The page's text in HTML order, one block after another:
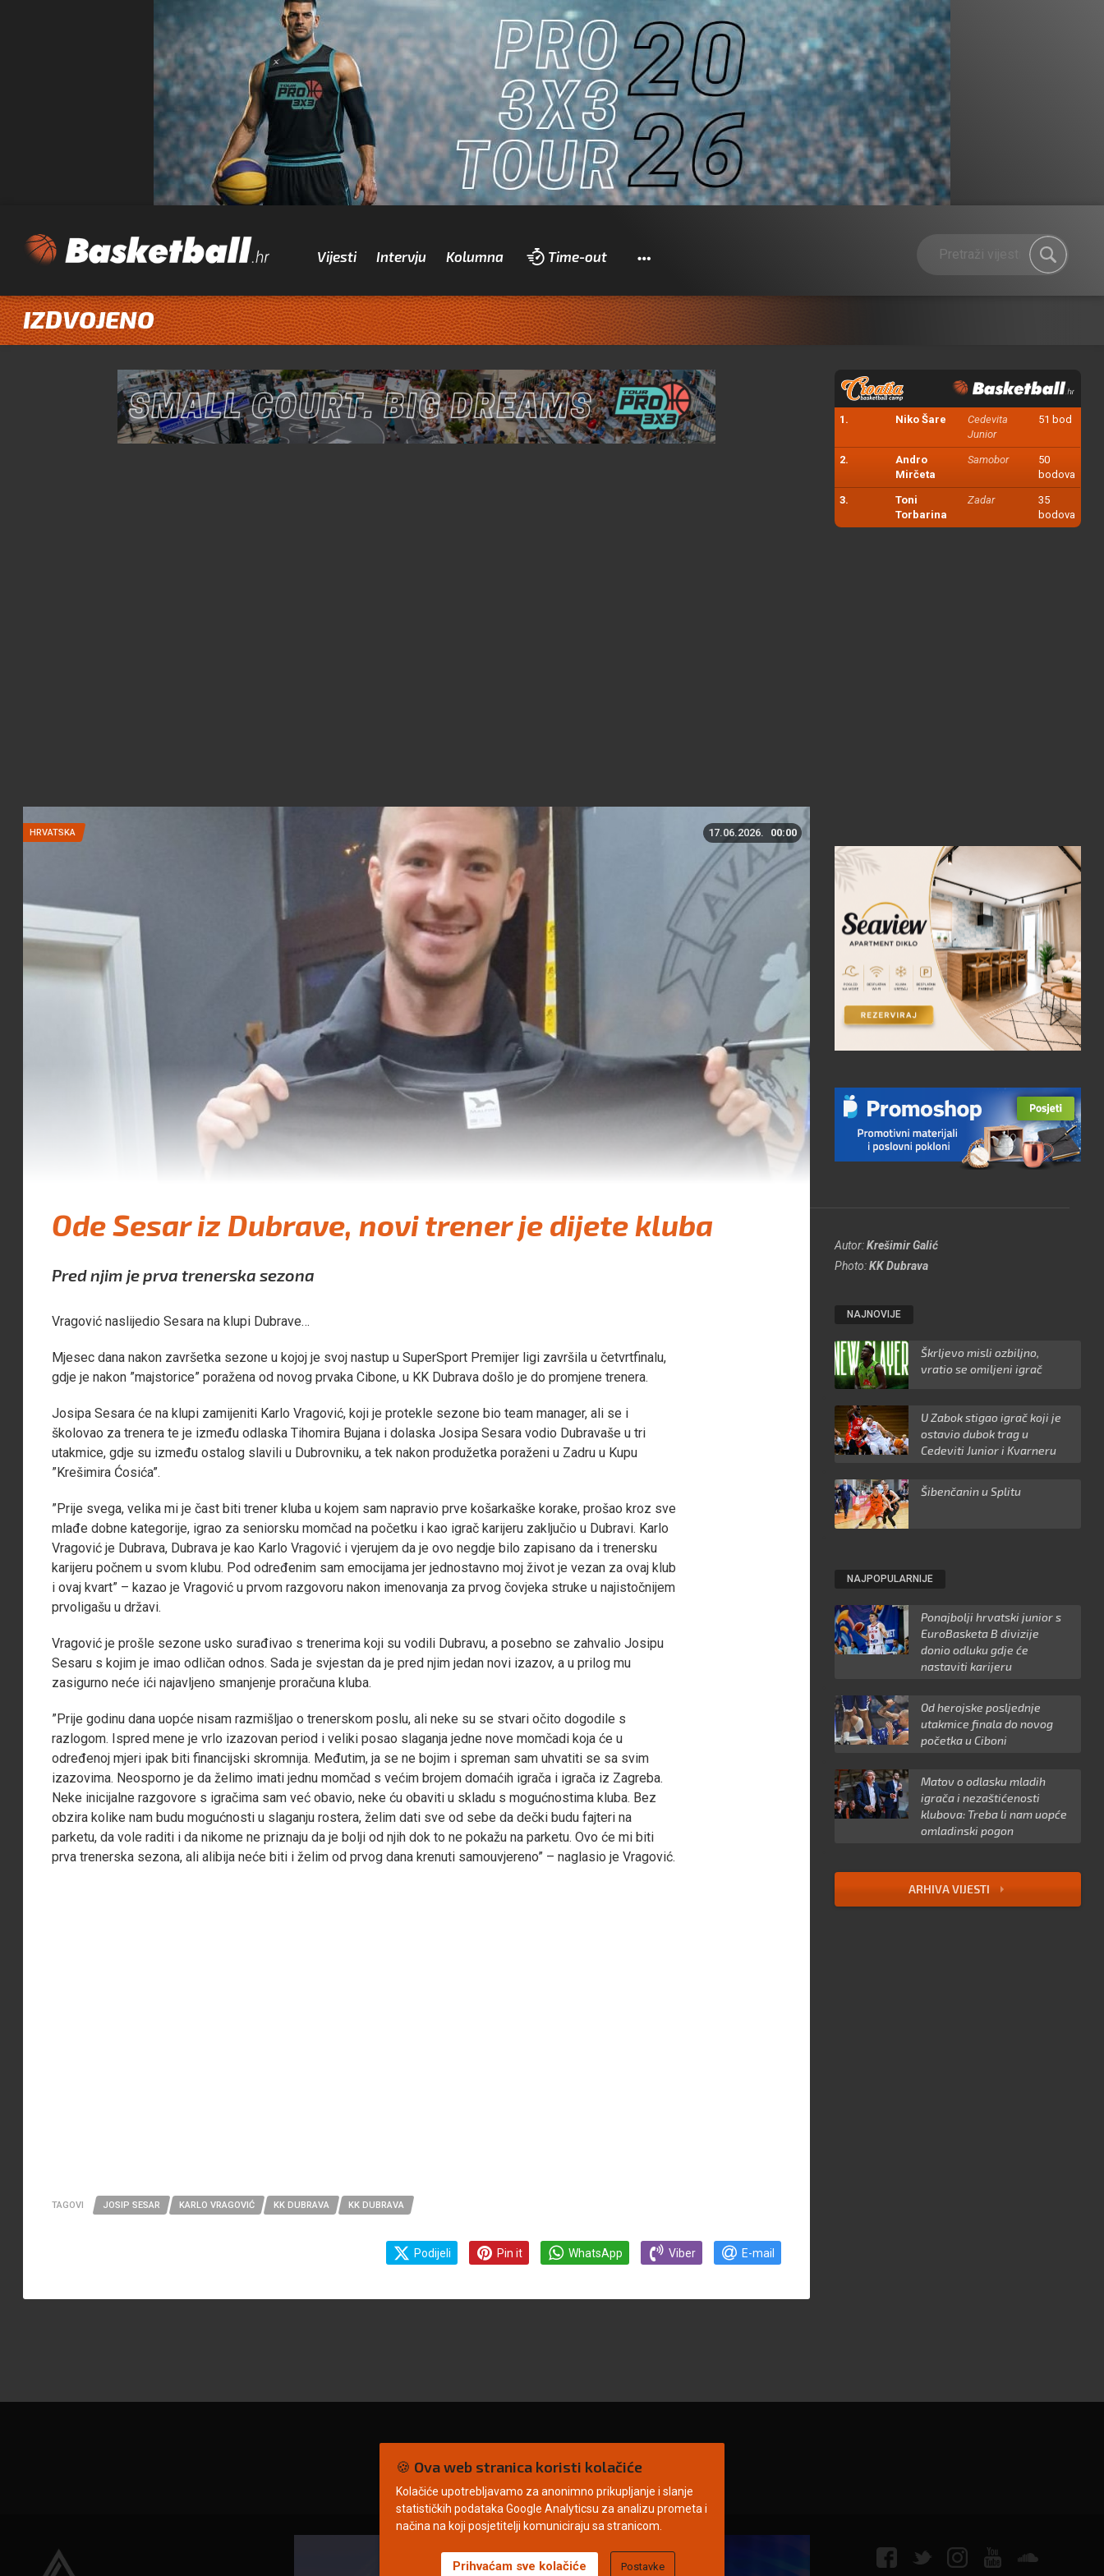
Vijesti Intervju Kolumna Time-out Pretraži
IZDVOJENO
1. Niko Šare
Cedevita
Junior
51 bod
2.
Andro
Mirčeta
Samobor
50
bodova
3.
Toni
Torbarina
Zadar
35
bodova
HRVATSKA 17.06.2026. 00:00
Ode Sesar iz Dubrave, novi trener je dijete kluba
Autor:Krešimir Galić
Photo:KK Dubrava
Pred njim je prva trenerska sezona
Vragović naslijedio Sesara na klupi Dubrave…
Mjesec dana nakon završetka sezone u kojoj je svoj nastup u SuperSport Premijer ligi završila u četvrtfinalu,
gdje je nakon ”majstorice” poražena od novog prvaka Cibone, u KK Dubrava došlo je do promjene trenera.
Josipa Sesara će na klupi zamijeniti Karlo Vragović, koji je protekle sezone bio team manager, ali se i
školovao za trenera te je između odlaska Tihomira Bujana i dolaska Josipa Sesara vodio Dubravaše u tri
utakmice, gdje su između ostalog slavili u Dubrovniku, a tek nakon produžetka poraženi u Zadru u Kupu
”Krešimira Ćosića”.
”Prije svega, velika mi je čast biti trener kluba u kojem sam napravio prve košarkaške korake, prošao kroz sve
mlađe dobne kategorije, igrao za seniorsku momčad na početku i kao igrač karijeru zaključio u Dubravi. Karlo
Vragović je Dubrava, Dubrava je kao Karlo Vragović i vjerujem da je ovo negdje bilo zapisano da i trenersku
karijeru počnem u svom klubu. Pod određenim sam emocijama jer jednostavno moj život je vezan za ovaj klub
i ovaj kvart” – kazao je Vragović u prvom razgovoru nakon imenovanja za prvog čovjeka struke u najistočnijem
prvoligašu u državi.
Vragović je prošle sezone usko surađivao s trenerima koji su vodili Dubravu, a posebno se zahvalio Josipu
Sesaru s kojim je imao odličan odnos. Sada je svjestan da je pred njim jedan novi izazov, a u prilog mu
zasigurno neće ići najavljeno smanjenje proračuna kluba.
”Prije godinu dana uopće nisam razmišljao o trenerskom poslu, ali neke su se stvari očito dogodile s
razlogom. Ispred mene je vrlo izazovan period i veliki posao slaganja jedne nove momčadi koja će u
određenoj mjeri ipak biti financijski skromnija. Međutim, ja se ne bojim i spreman sam uhvatiti se sa svim
izazovima. Neosporno je da želimo imati jednu momčad s većim brojem domaćih igrača i igrača iz Zagreba.
Neke inicijalne razgovore s igračima sam već obavio, neke ću obaviti u skladu s mogućnostima kluba. Bez
obzira kolike nam budu mogućnosti u slaganju rostera, želim dati sve od sebe da dečki budu fajteri na
parketu, da vole raditi i da nikome ne priznaju da je bolji od njih dok to ne pokažu na parketu. Ovo će mi biti
prva trenerska sezona, ali alibija neće biti i želim od prvog dana krenuti samouvjereno” – naglasio je Vragović.
TAGOVI JOSIP SESAR KARLO VRAGOVIĆ KK DUBRAVA KK DUBRAVA
Podijeli Pin it WhatsApp Viber E-mail
NAJNOVIJE
Škrljevo misli ozbiljno,
vratio se omiljeni igrač
U Zabok stigao igrač koji je
ostavio dubok trag u
Cedeviti Junior i Kvarneru
Šibenčanin u Splitu
NAJPOPULARNIJE
Ponajbolji hrvatski junior s
EuroBasketa B divizije
donio odluku gdje će
nastaviti karijeru
Od herojske posljednje
utakmice finala do novog
početka u Ciboni
Matov o odlasku mladih
igrača i nezaštićenosti
klubova: Treba li nam uopće
omladinski pogon
ARHIVA VIJESTI
🍪 Ova web stranica koristi kolačiće
Kolačiće upotrebljavamo za anonimno prikupljanje i slanje
statističkih podataka Google Analyticsu za analizu prometa i
načina na koji posjetitelji komuniciraju sa stranicom.
Prihvaćam sve kolačiće Postavke